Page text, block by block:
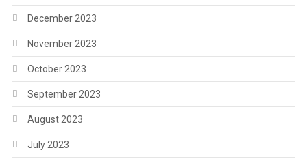
December 2023
November 2023
October 2023
September 2023
August 2023
July 2023